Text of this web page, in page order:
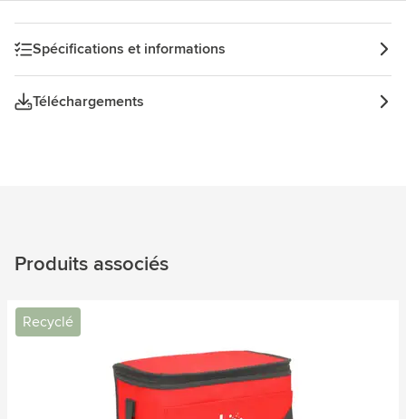
Spécifications et informations
Téléchargements
Produits associés
Recyclé